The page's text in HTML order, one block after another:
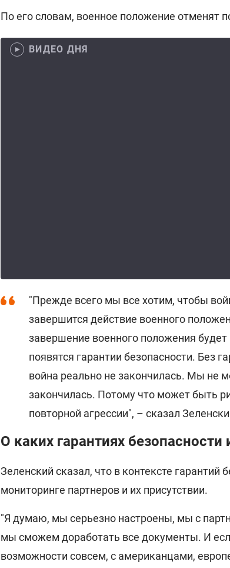
По его словам, военное положение отменят
ВИДЕО ДНЯ
"Прежде всего мы все хотим, чтобы
завершится действие военного
завершение военного положения
появятся гарантии безопасности. Без
война реально не закончилась. Мы не
закончилась. Потому что может быть
повторной агрессии", – сказал
О каких гарантиях безопасности
Зеленский сказал, что в контексте гарантий
мониторинге партнеров и их присутствии.
"Я думаю, мы серьезно настроены, мы с
мы сможем доработать все документы. И
возможности совсем, с американцами,